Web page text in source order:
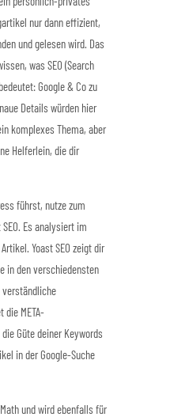
nur dann effizient,
und gelesen wird. Das
was SEO (Search
Google & Co zu
Details würden hier
komplexes Thema, aber
Helferlein, die dir
führst, nutze zum
Es analysiert im
Yoast SEO zeigt dir
in den verschiedensten
verständliche
die META-
Güte deiner Keywords
in der Google-Suche
und wird ebenfalls für